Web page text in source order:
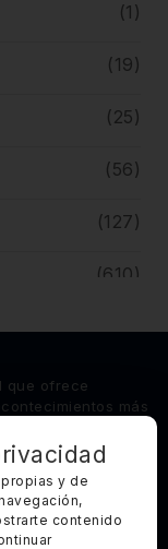
(1)
(19)
(25)
(56)
(127)
(610)
(5)
que ofrece
más
y de
contenido